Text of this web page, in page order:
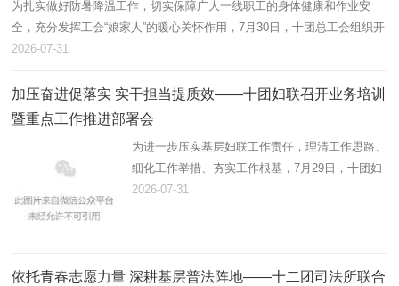
为扎实做好防暑降温工作，切实保障广大一线职工的身体健康和作业安
全，充分发挥工会“娘家人”的暖心关怀作用，7月30日，十团总工会组织开
展2026年“夏送清凉”慰问活动，为坚守高温岗位的劳动者送去防暑降温物
2026-07-31
加压奋进促落实 实干担当提质效——十团妇联召开业务培训
暨重点工作推进部署会
为进一步压实基层妇联工作责任，理清工作思路、
细化工作举措、夯实工作根基，7月29日，十团妇
联组织召开业务培训暨重点工作推进会，精准部署
2026-07-31
依托青春志愿力量 深耕基层普法阵地——十二团司法所联合